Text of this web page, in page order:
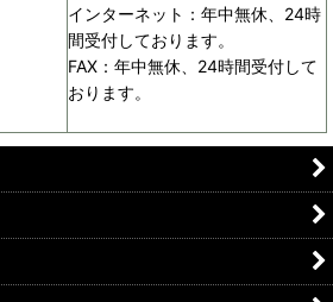
インターネット：年中無休、24時
間受付しております。
FAX：年中無休、24時間受付して
おります。